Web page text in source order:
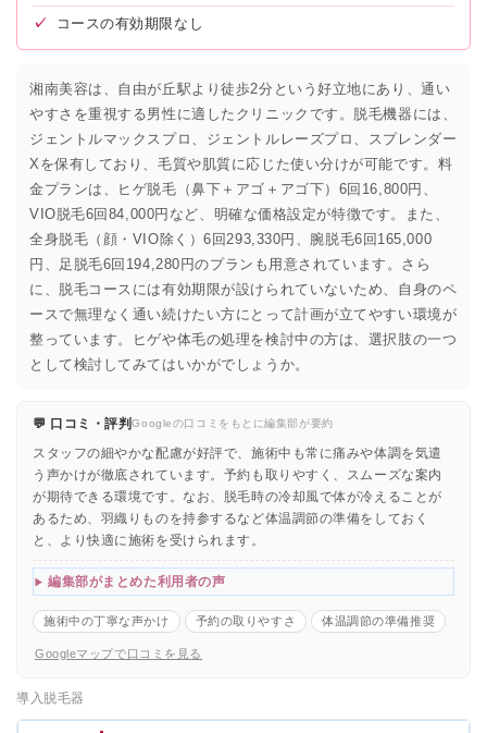
✓ コースの有効期限なし
湘南美容は、自由が丘駅より徒歩2分という好立地にあり、通い
やすさを重視する男性に適したクリニックです。脱毛機器には、
ジェントルマックスプロ、ジェントルレーズプロ、スプレンダー
Xを保有しており、毛質や肌質に応じた使い分けが可能です。料
金プランは、ヒゲ脱毛（鼻下＋アゴ＋アゴ下）6回16,800円、
VIO脱毛6回84,000円など、明確な価格設定が特徴です。また、
全身脱毛（顔・VIO除く）6回293,330円、腕脱毛6回165,000
円、足脱毛6回194,280円のプランも用意されています。さら
に、脱毛コースには有効期限が設けられていないため、自身のペ
ースで無理なく通い続けたい方にとって計画が立てやすい環境が
整っています。ヒゲや体毛の処理を検討中の方は、選択肢の一つ
として検討してみてはいかがでしょうか。
💬 口コミ・評判Googleの口コミをもとに編集部が要約
スタッフの細やかな配慮が好評で、施術中も常に痛みや体調を気遣
う声かけが徹底されています。予約も取りやすく、スムーズな案内
が期待できる環境です。なお、脱毛時の冷却風で体が冷えることが
あるため、羽織りものを持参するなど体温調節の準備をしておく
と、より快適に施術を受けられます。
編集部がまとめた利用者の声
施術中の丁寧な声かけ 予約の取りやすさ 体温調節の準備推奨
Googleマップで口コミを見る
導入脱毛器